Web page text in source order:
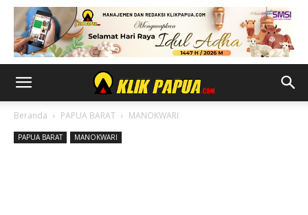
Beranda PAPUA BARAT MANOKWARI
PAPUA BARAT MANOKWARI